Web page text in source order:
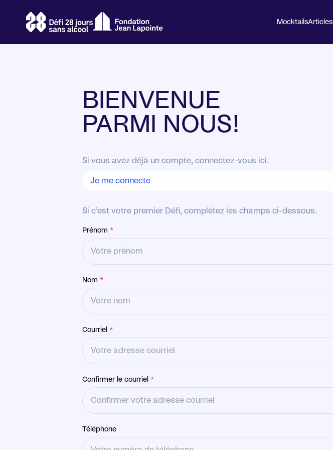
MocktailsArticles
BIENVENUE
PARMI NOUS!
Si vous avez déjà un compte, connectez-vous ici.
Je me connecte
Si c’est votre premier Défi, complétez les champs ci-dessous.
Prénom *
Nom *
Courriel *
Confirmer le courriel *
Téléphone